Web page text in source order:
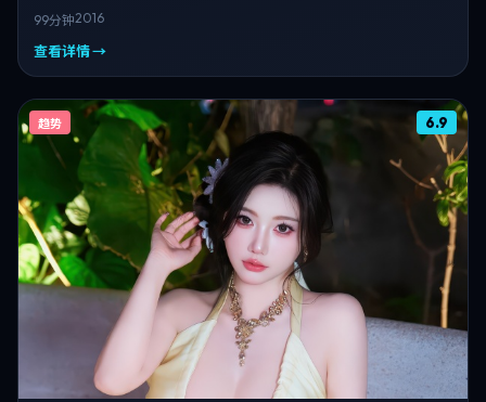
99分钟2016
查看详情 →
趋势 6.9